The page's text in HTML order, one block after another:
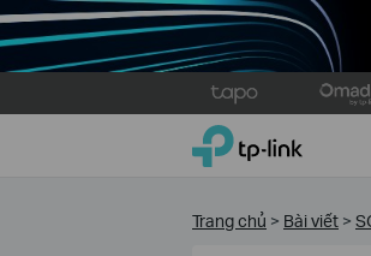
to
TP-Link, Reliably Smart
Trang chủ > Bài viết >